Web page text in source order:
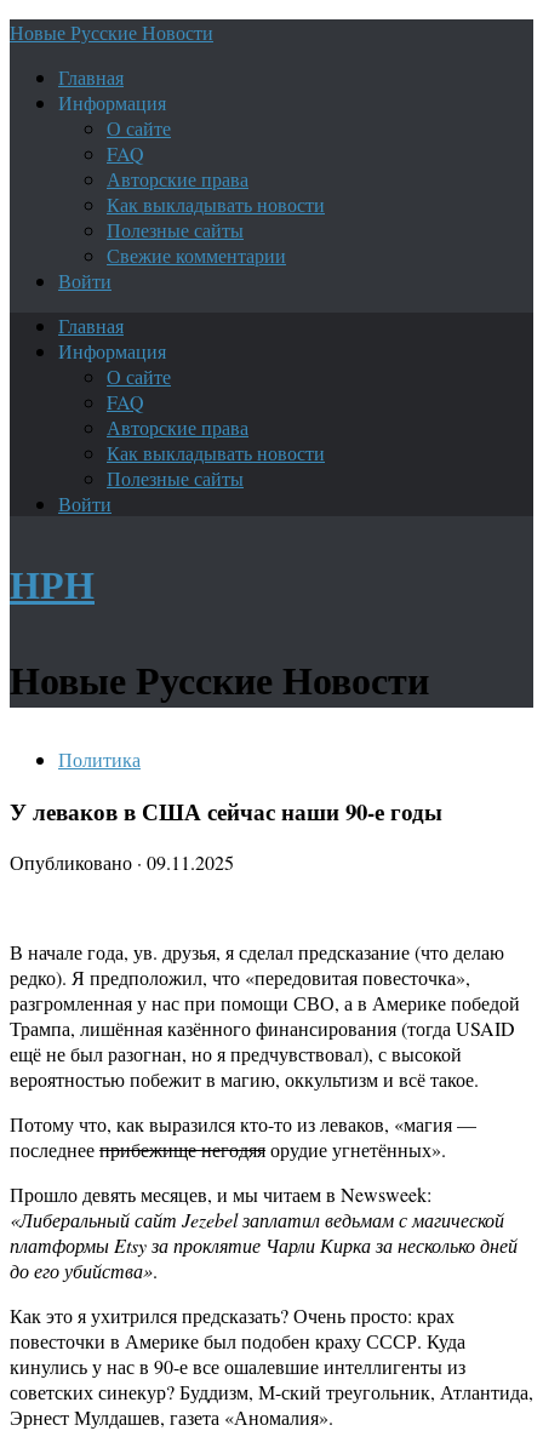
Новые Русские Новости
Главная
Информация
О сайте
FAQ
Авторские права
Как выкладывать новости
Полезные сайты
Свежие комментарии
Войти
Главная
Информация
О сайте
FAQ
Авторские права
Как выкладывать новости
Полезные сайты
Войти
НРН
Новые Русские Новости
Политика
У леваков в США сейчас наши 90-е годы
Опубликовано · 09.11.2025
В начале года, ув. друзья, я сделал предсказание (что делаю
редко). Я предположил, что «передовитая повесточка»,
разгромленная у нас при помощи СВО, а в Америке победой
Трампа, лишённая казённого финансирования (тогда USAID
ещё не был разогнан, но я предчувствовал), с высокой
вероятностью побежит в магию, оккультизм и всё такое.
Потому что, как выразился кто-то из леваков, «магия —
последнееприбежище негодяяорудие угнетённых».
Прошло девять месяцев, и мы читаем в Newsweek:
«Либеральный сайт Jezebel заплатил ведьмам с магической
платформы Etsy за проклятие Чарли Кирка за несколько дней
до его убийства».
Как это я ухитрился предсказать? Очень просто: крах
повесточки в Америке был подобен краху СССР. Куда
кинулись у нас в 90-е все ошалевшие интеллигенты из
советских синекур? Буддизм, М-ский треугольник, Атлантида,
Эрнест Мулдашев, газета «Аномалия».